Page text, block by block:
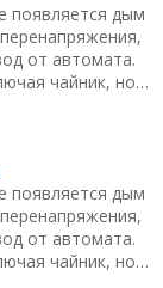
появляется дым
от автомата.
чайник, но…
появляется дым
от автомата.
чайник, но…